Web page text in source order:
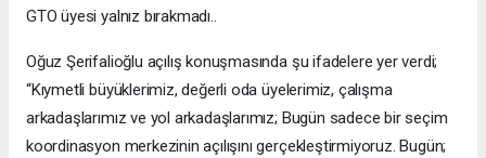
GTO üyesi yalnız bırakmadı..
Oğuz Şerifalioğlu açılış konuşmasında şu ifadelere yer verdi;
“Kıymetli büyüklerimiz, değerli oda üyelerimiz, çalışma
arkadaşlarımız ve yol arkadaşlarımız; Bugün sadece bir seçim
koordinasyon merkezinin açılışını gerçekleştirmiyoruz. Bugün;